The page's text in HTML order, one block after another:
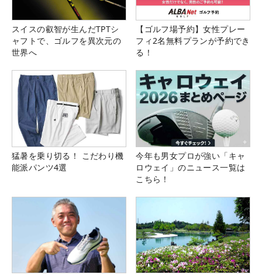
スイスの叡智が生んだTPTシ
ャフトで、ゴルフを異次元の
世界へ
【ゴルフ場予約】女性プレー
フィ2名無料プランが予約でき
る！
猛暑を乗り切る！ こだわり機
能派パンツ4選
今年も男女プロが強い「キャ
ロウェイ」のニュース一覧は
こちら！